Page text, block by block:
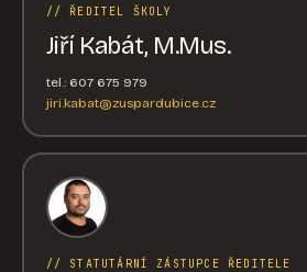
// ŘEDITEL ŠKOLY
Jiří Kabát, M.Mus.
tel.: 607 675 979
jiri.kabat@zuspardubice.cz
// STATUTÁRNÍ ZÁSTUPCE ŘEDITELE